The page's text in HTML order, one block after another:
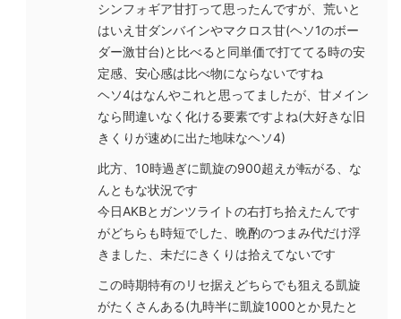
シンフォギア甘打って思ったんですが、荒いと
はいえ甘ダンバインやマクロス甘(ヘソ1のボー
ダー激甘台)と比べると同単価で打ててる時の安
定感、安心感は比べ物にならないですね
ヘソ4はなんやこれと思ってましたが、甘メイン
なら間違いなく化ける要素ですよね(大好きな旧
きくりが速めに出た地味なヘソ4)
此方、10時過ぎに凱旋の900超えが転がる、な
んともな状況です
今日AKBとガンツライトの右打ち拾えたんです
がどちらも時短でした、晩酌のつまみ代だけ浮
きました、未だにきくりは拾えてないです
この時期特有のリセ据えどちらでも狙える凱旋
がたくさんある(九時半に凱旋1000とか見たと